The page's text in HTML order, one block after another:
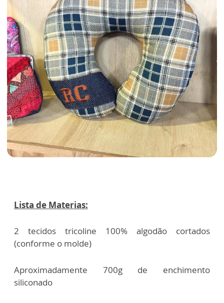
Lista de Materias:
2 tecidos tricoline 100% algodão cortados
(conforme o molde)
Aproximadamente 700g de enchimento
siliconado